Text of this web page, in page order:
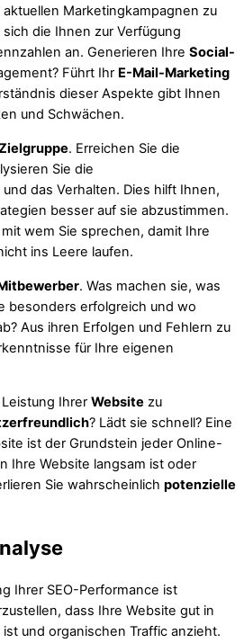
Marketingkampagnen zu
die Ihnen zur Verfügung
an. Generieren Ihre Social-
Führt Ihr E-Mail-Marketing
dieser Aspekte gibt Ihnen
und Schwächen.
. Erreichen Sie die
Sie die
und das Verhalten. Dies hilft Ihnen,
besser auf sie abzustimmen.
wem Sie sprechen, damit Ihre
ins Leere laufen.
. Was machen sie, was
besonders erfolgreich und wo
Aus ihren Erfolgen und Fehlern zu
für Ihre eigenen
Ihrer Website zu
? Lädt sie schnell? Eine
ist der Grundstein jeder Online-
Ihre Website langsam ist oder
Sie wahrscheinlich potenzielle
Ihrer SEO-Performance ist
dass Ihre Website gut in
und organischen Traffic anzieht.